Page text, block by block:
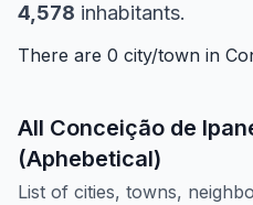
4,578 inhabitants.
There are 0 city/town in
All Conceição de
(Aphebetical)
List of cities, towns,